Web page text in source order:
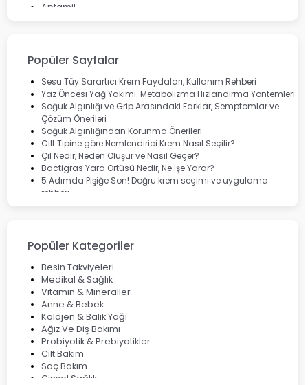
Aptamil
Lansinoh
Cebrolux
Dermoskin
Marvis
Rcfarma
Popüler Sayfalar
Sesu Tüy Sarartıcı Krem Faydaları, Kullanım Rehberi
Yaz Öncesi Yağ Yakımı: Metabolizma Hızlandırma Yöntemleri
Soğuk Algınlığı ve Grip Arasındaki Farklar, Semptomlar ve
Çözüm Önerileri
Soğuk Algınlığından Korunma Önerileri
Cilt Tipine göre Nemlendirici Krem Nasıl Seçilir?
Çil Nedir, Neden Oluşur ve Nasıl Geçer?
Bactigras Yara Örtüsü Nedir, Ne İşe Yarar?
5 Adımda Pişiğe Son! Doğru krem seçimi ve uygulama
rehberi
Çözüm Yolları
Bocavirüs Enfeksiyonu Hakkında Bilmeniz Gerekenler
Deep Flex Topraklama Matı Nedir? Detaylı Rehber
Mumiyo Nedir? Faydaları ve Kullanım Alanları Nelerdir?
Popüler Kategoriler
Besin Takviyeleri
Medikal & Sağlık
Vitamin & Mineraller
Anne & Bebek
Kolajen & Balık Yağı
Ağız Ve Diş Bakımı
Probiyotik & Prebiyotikler
Cilt Bakım
Saç Bakım
Cinsel Sağlık